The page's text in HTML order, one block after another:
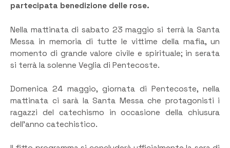
partecipata benedizione delle rose.
​Nella mattinata di sabato 23 maggio si terrà la Santa
Messa in memoria di tutte le vittime della mafia, un
momento di grande valore civile e spirituale; in serata
si terrà la solenne Veglia di Pentecoste.
​Domenica 24 maggio, giornata di Pentecoste, nella
mattinata ci sarà la Santa Messa che protagonisti i
ragazzi del catechismo in occasione della chiusura
dell’anno catechistico.